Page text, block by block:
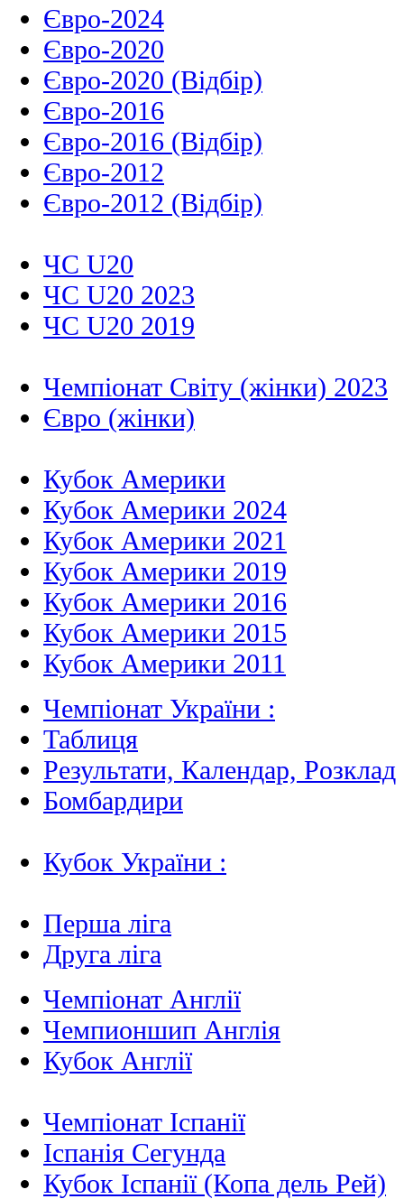
Євро-2024
Євро-2020
Євро-2020 (Відбір)
Євро-2016
Євро-2016 (Відбір)
Євро-2012
Євро-2012 (Відбір)
ЧС U20
ЧС U20 2023
ЧС U20 2019
Чемпіонат Світу (жінки) 2023
Євро (жінки)
Кубок Америки
Кубок Америки 2024
Кубок Америки 2021
Кубок Америки 2019
Кубок Америки 2016
Кубок Америки 2015
Кубок Америки 2011
Чемпіонат України :
Таблиця
Результати, Календар, Poзклад
Бомбардири
Кубок України :
Перша ліга
Друга ліга
Чемпіонат Англії
Чемпионшип Англія
Кубок Англії
Чемпіонат Іспанії
Іспанія Сегунда
Кубок Іспанії (Копа дель Рей)